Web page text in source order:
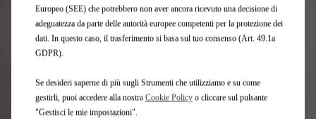
Berline
Offerte private
Offerte business
Link utili
Europeo (SEE) che potrebbero non aver ancora ricevuto una decisione di
adeguatezza da parte delle autorità europee competenti per la protezione dei
dati. In questo caso, il trasferimento si basa sul tuo consenso (Art. 49.1a
GDPR).
Se desideri saperne di più sugli Strumenti che utilizziamo e su come
gestirli, puoi accedere alla nostra Cookie Policy o cliccare sul pulsante
"Gestisci le mie impostazioni".